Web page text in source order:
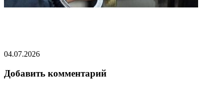
04.07.2026
Добавить комментарий